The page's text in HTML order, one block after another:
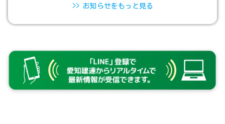
「愛知建連だより」7月号を発行しました！
2026年04月30日 新着情報
「愛知建連だより」5月号を発行しました！
>> お知らせをもっと見る